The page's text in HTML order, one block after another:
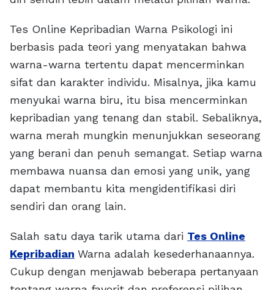
Tes Online Kepribadian Warna Psikologi ini
berbasis pada teori yang menyatakan bahwa
warna-warna tertentu dapat mencerminkan
sifat dan karakter individu. Misalnya, jika kamu
menyukai warna biru, itu bisa mencerminkan
kepribadian yang tenang dan stabil. Sebaliknya,
warna merah mungkin menunjukkan seseorang
yang berani dan penuh semangat. Setiap warna
membawa nuansa dan emosi yang unik, yang
dapat membantu kita mengidentifikasi diri
sendiri dan orang lain.
Salah satu daya tarik utama dari Tes Online
Kepribadian Warna adalah kesederhanaannya.
Cukup dengan menjawab beberapa pertanyaan